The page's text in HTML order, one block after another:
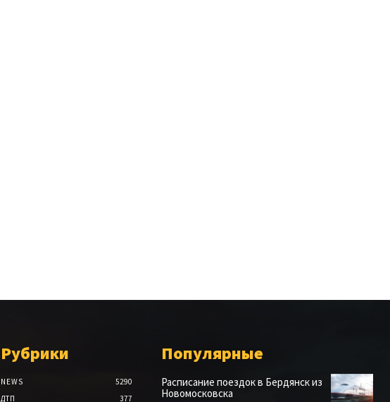
Рубрики
NEWS
5290
ДТП
377
Популярные
Расписание поездок в Бердянск из
Новомосковска